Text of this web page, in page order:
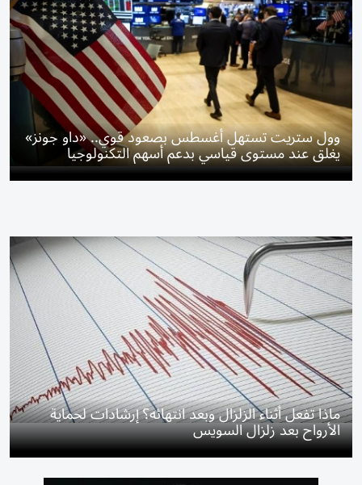
وول ستريت تستهل أغسطس بصعود قوي.. «داو جونز»
يغلق عند مستوى قياسي بدعم أسهم التكنولوجيا
ماذا تفعل أثناء الزلزال وبعد انتهائه؟ إرشادات لحماية
الأرواح بعد زلزال السويس